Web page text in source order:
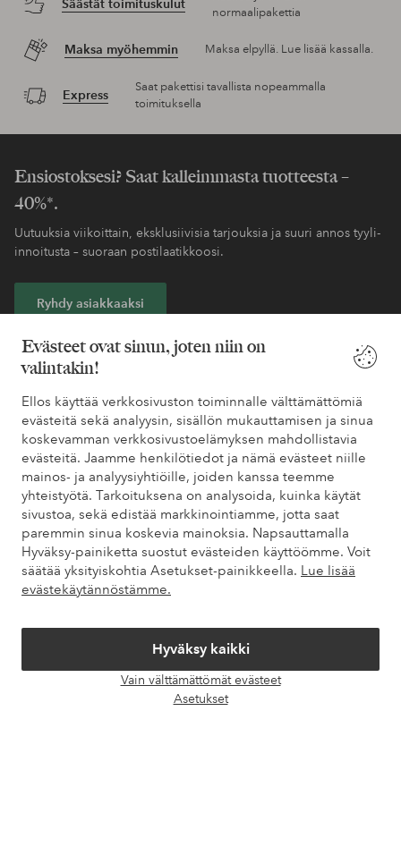
Evästeet ovat sinun, joten niin on
valintakin!
Ellos käyttää verkkosivuston toiminnalle välttämättömiä
evästeitä sekä analyysin, sisällön mukauttamisen ja sinua
koskevamman verkkosivustoelämyksen mahdollistavia
evästeitä. Jaamme henkilötiedot ja nämä evästeet niille
mainos- ja analyysiyhtiöille, joiden kanssa teemme
yhteistyötä. Tarkoituksena on analysoida, kuinka käytät
sivustoa, sekä edistää markkinointiamme, jotta saat
paremmin sinua koskevia mainoksia. Napsauttamalla
Hyväksy-painiketta suostut evästeiden käyttöömme. Voit
säätää yksityiskohtia Asetukset-painikkeella. Lue lisää
evästekäytännöstämme.
Hyväksy kaikki
Vain välttämättömät evästeet
Asetukset
Säästät toimituskulut
normaalipakettia
Maksa myöhemmin Maksa elpyllä. Lue lisää kassalla.
Express
Saat pakettisi tavallista nopeammalla
toimituksella
Ensiostoksesi? Saat kalleimmasta tuotteesta –
40%*.
Uutuuksia viikoittain, eksklusiivisia tarjouksia ja suuri annos tyyli-
innoitusta – suoraan postilaatikkoosi.
Ryhdy asiakkaaksi
* Katso tarjouksen ehdot rekisteröitymisen yhteydessä
Tarvitsetko apua?
Löydät vastaukset useimmin kysyttyihin kysymyksiin usein
kysytyistä kysymyksistä. Löydät myös tietoa siitä, miten voit ottaa
meihin yhteyttä.
Asiakaspalvelu Tilaukset Maksutavat
Omat sivut